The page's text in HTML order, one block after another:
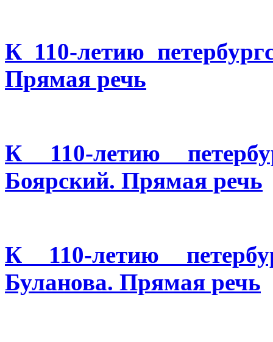
К 110-летию
Прямая речь
К 110-летию
Боярский. Прямая речь
К 110-летию
Буланова. Прямая речь